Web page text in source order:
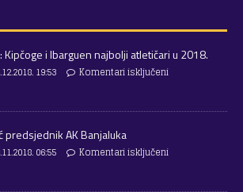
Kipčoge i Ibarguen najbolji atletičari u 2018.
19:53 Komentari isključeni
predsjednik AK Banjaluka
06:55 Komentari isključeni